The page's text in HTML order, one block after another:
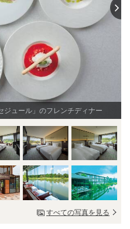
ジュール」のフレンチディナー
すべての写真を見る